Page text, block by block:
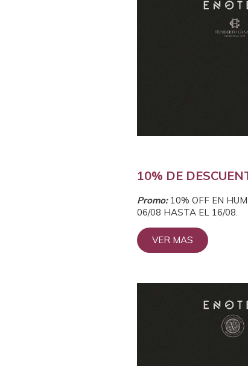
10% DE
Promo: 10% OFF EN
06/08 HASTA EL 16/08.
VER MAS